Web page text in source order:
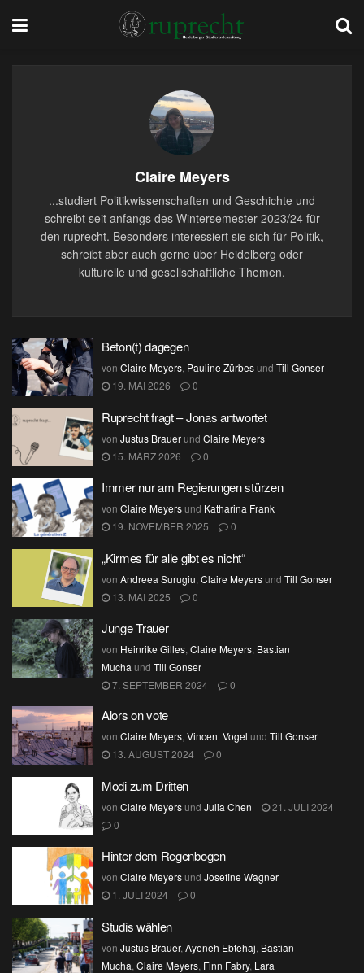
Claire Meyers
...studiert Politikwissenschaften und Geschichte und
schreibt seit anfangs des Wintersemester 2023/24 für
den ruprecht. Besonders interessiert sie sich für Politik,
schreibt aber auch gerne über Heidelberg oder
kulturelle und gesellschaftliche Themen.
Beton(t) dagegen
von Claire Meyers, Pauline Zürbesund Till Gonser
19. MAI 2026
0
Ruprecht fragt – Jonas antwortet
von Justus Brauerund Claire Meyers
15. MÄRZ 2026
0
Immer nur am Regierungen stürzen
von Claire Meyersund Katharina Frank
19. NOVEMBER 2025
0
„Kirmes für alle gibt es nicht“
von Andreea Surugiu, Claire Meyersund Till Gonser
13. MAI 2025
0
Junge Trauer
von Heinrike Gilles, Claire Meyers, Bastian
Mucha und Till Gonser
7. SEPTEMBER 2024
0
Alors on vote
von Claire Meyers, Vincent Vogel und Till Gonser
13. AUGUST 2024
0
Modi zum Dritten
von Claire Meyersund Julia Chen
21. JULI 2024
0
Hinter dem Regenbogen
von Claire Meyersund Josefine Wagner
1. JULI 2024
0
Studis wählen
von Justus Brauer, Ayeneh Ebtehaj, Bastian
Mucha, Claire Meyers, Finn Fabry, Lara